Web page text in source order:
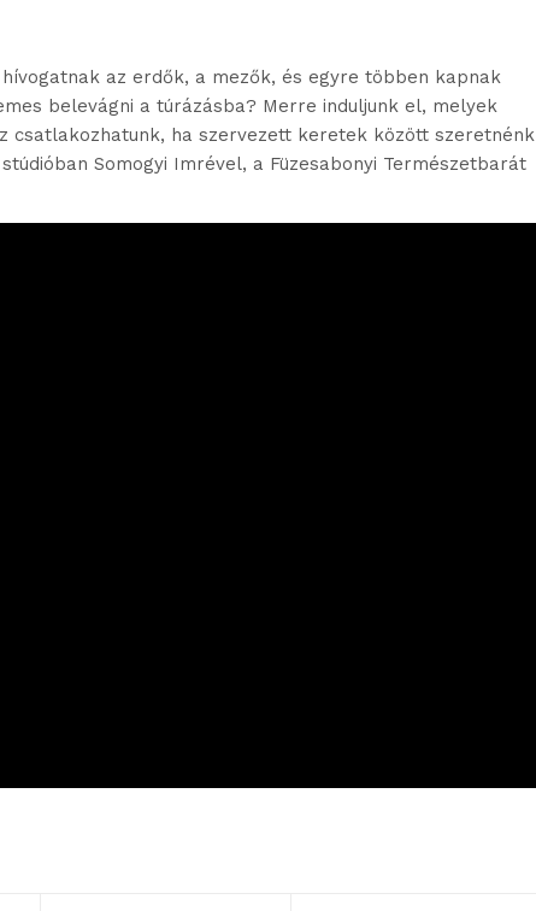
az erdők, a mezők, és egyre többen kapnak
belevágni a túrázásba? Merre induljunk el, melyek
csatlakozhatunk, ha szervezett keretek között szeretnénk
Somogyi Imrével, a Füzesabonyi Természetbarát